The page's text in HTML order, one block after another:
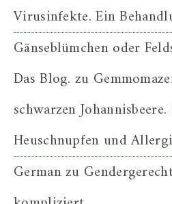
Virusinfekte. Ein
Gänseblümchen oder
Das Blog. zu
schwarzen
Heuschnupfen und
Germanzu